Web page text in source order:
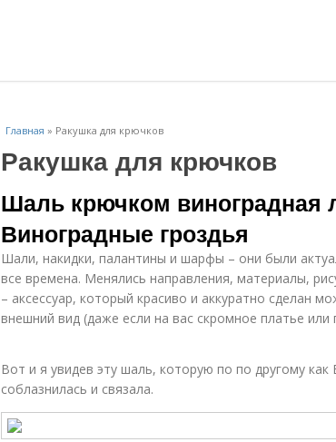
Главная » Ракушка для крючков
Ракушка для крючков
Шаль крючком виноградная
Виноградные гроздья
Шали, накидки, палантины и шарфы – они были
все времена. Менялись направления, материалы,
– аксессуар, который красиво и аккуратно сделан
внешний вид (даже если на вас скромное платье или
Вот и я увидев эту шаль, которую по по другому
соблазнилась и связала.